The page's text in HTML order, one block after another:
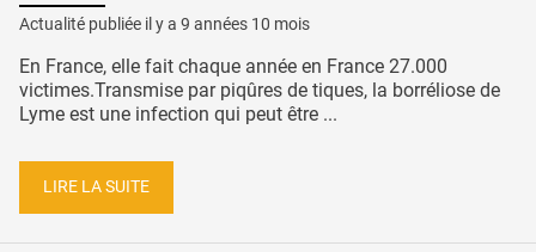
Actualité publiée il y a 9 années 10 mois
En France, elle fait chaque année en France 27.000
victimes.Transmise par piqûres de tiques, la borréliose de
Lyme est une infection qui peut être ...
LIRE LA SUITE